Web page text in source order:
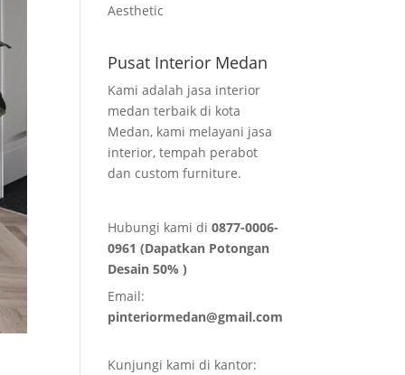
Aesthetic
Pusat Interior Medan
Kami adalah jasa interior
medan terbaik di kota
Medan, kami melayani jasa
interior, tempah perabot
dan custom furniture.
Hubungi kami di0877-0006-
0961 (Dapatkan Potongan
Desain 50% )
Email:
pinteriormedan@gmail.com
Kunjungi kami di kantor: